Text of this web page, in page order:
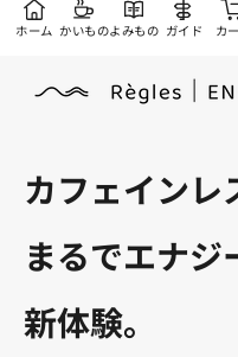
ホーム かいものよみもの ガイド カ
カフェインレ
まるでエナジ
新体験。